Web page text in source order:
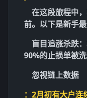
在这段旅程中
前。以下是新手
盲目追涨杀跌
90%的止损单被
忽视链上数据
：2月初有大户连